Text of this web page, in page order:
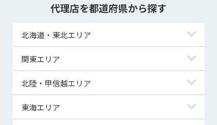
代理店を都道府県から探す
北海道・東北エリア
北海道
青森県
宮城県
関東エリア
東京都
神奈川県
北陸・甲信越エリア
新潟県
東海エリア